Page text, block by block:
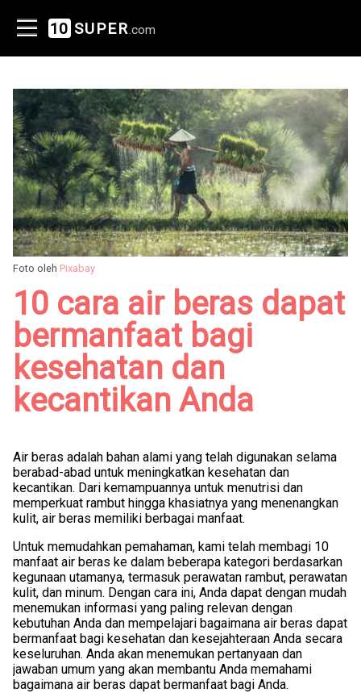
10 SUPER .com
Foto oleh Pixabay
10 cara air beras dapat
bermanfaat bagi
kesehatan dan
kecantikan Anda
Air beras adalah bahan alami yang telah digunakan selama
berabad-abad untuk meningkatkan kesehatan dan
kecantikan. Dari kemampuannya untuk menutrisi dan
memperkuat rambut hingga khasiatnya yang menenangkan
kulit, air beras memiliki berbagai manfaat.
Untuk memudahkan pemahaman, kami telah membagi 10
manfaat air beras ke dalam beberapa kategori berdasarkan
kegunaan utamanya, termasuk perawatan rambut, perawatan
kulit, dan minum. Dengan cara ini, Anda dapat dengan mudah
menemukan informasi yang paling relevan dengan
kebutuhan Anda dan mempelajari bagaimana air beras dapat
bermanfaat bagi kesehatan dan kesejahteraan Anda secara
keseluruhan. Anda akan menemukan pertanyaan dan
jawaban umum yang akan membantu Anda memahami
bagaimana air beras dapat bermanfaat bagi Anda.